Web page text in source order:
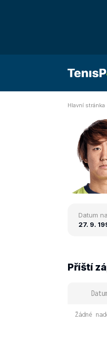
Hlavní stránka
Datum
27. 9.
Příští
Žádné